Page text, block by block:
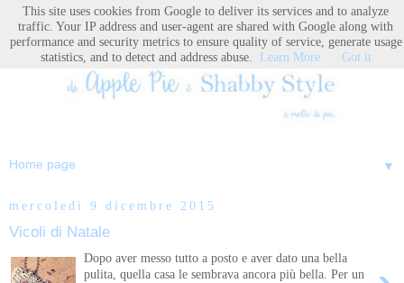
▼
mercoledì 9 dicembre 2015
Vicoli di Natale
Dopo aver messo tutto a posto e aver dato una bella
pulita, quella casa le sembrava ancora più bella. Per un
This site uses cookies from Google to deliver its services and to analyze
traffic. Your IP address and user-agent are shared with Google along with
performance and security metrics to ensure quality of service, generate usage
statistics, and to detect and address abuse.
Learn More Got it